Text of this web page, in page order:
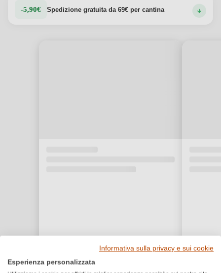
-5,90€ Spedizione gratuita da 69€ per cantina
Informativa sulla privacy e sui cookie
Esperienza personalizzata